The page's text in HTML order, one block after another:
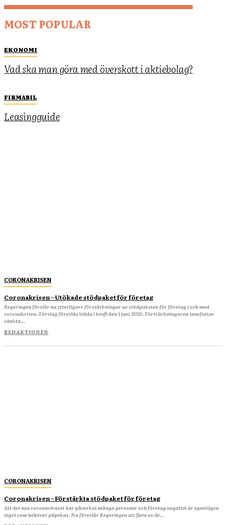
CORONAKRISEN
Coronakrisen – Utökade stödpaket för företag
Regeringen förslår nu ytterligare förstärkningar av stödpaketen för företag i och med
coronakrisen. Förslag föreslås träda i kraft den 1 juni 2020. Förstärkningarna innefattar
sänkta...
REDAKTIONEN
CORONAKRISEN
Coronakrisen – Förstärkta stödpaket för företag
Att det nya coronaviruset har påverkat många personer och företag negativt är egentligen
inget som behöver påpekas. Nu föreslår Regeringen att flera av de...
MOST POPULAR
EKONOMI
Vad ska man göra med överskott i aktiebolag?
FIRMABIL
Leasingguide